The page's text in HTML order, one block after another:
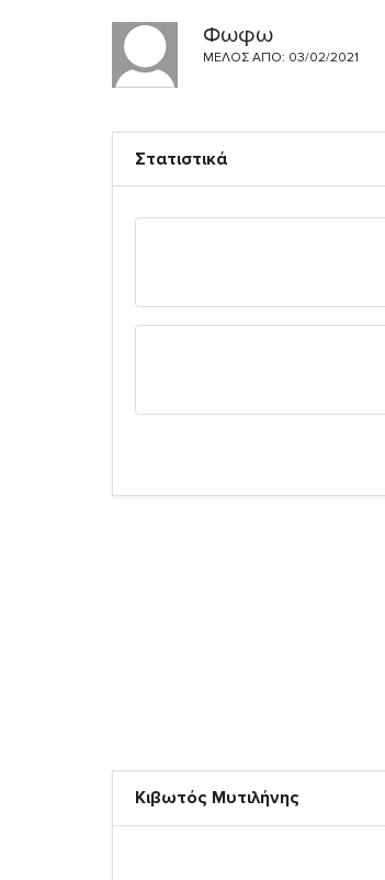
Φωφω
ΜΈΛΟΣ ΑΠΌ: 03/02/2021
Στατιστικά
Κιβωτός Μυτιλήνης